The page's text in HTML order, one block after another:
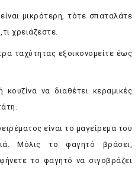
μικρότερη, τότε σπαταλάτε
χρειάζεστε.
ταχύτητας εξοικονομείτε έως
κουζίνα να διαθέτει κεραμικές
είναι το μαγείρεμα του
Μόλις το φαγητό βράσει,
το φαγητό να σιγοβράζει